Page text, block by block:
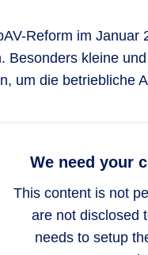
Reform im Januar
Besonders kleine
um die betriebliche
We need your
This content is not
are not disclosed
needs to setup